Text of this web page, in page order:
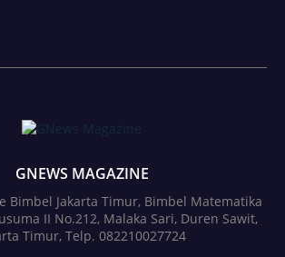
GNEWS MAGAZINE
Bimbel Jakarta Timur, Bimbel Matematika
II No.212, Malaka Sari, Duren Sawit,
Timur, Telp. 082210027724